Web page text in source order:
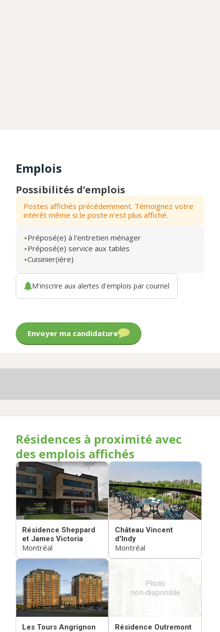
Emplois
Possibilités d’emplois
Postes affichés précédemment. Témoignez votre
intérêt même si le poste n’est plus affiché.
Préposé(e) à l'entretien ménager
Préposé(e) service aux tables
Cuisinier(ière)
M'inscrire aux alertes d'emplois par courriel
Envoyer ma candidature
Résidences à proximité avec
des emplois affichés
Résidence Sheppard
et James Victoria
Montréal
Château Vincent
d'Indy
Montréal
Les Tours Angrignon Résidence Outremont